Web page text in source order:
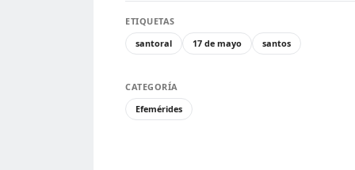
ETIQUETAS
santoral
17 de mayo santos
CATEGORÍA
Efemérides